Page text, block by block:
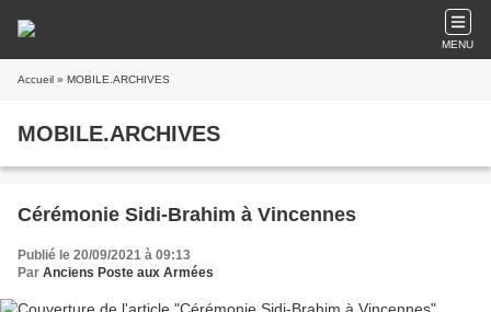
MENU
Accueil » MOBILE.ARCHIVES
MOBILE.ARCHIVES
Cérémonie Sidi-Brahim à Vincennes
Publié le 20/09/2021 à 09:13
Par Anciens Poste aux Armées